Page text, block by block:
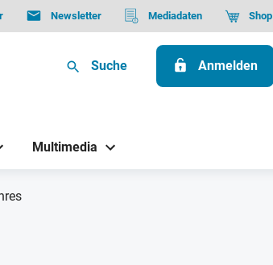
Newsletter Mediadaten Shop
Suche Anmelden
Multimedia